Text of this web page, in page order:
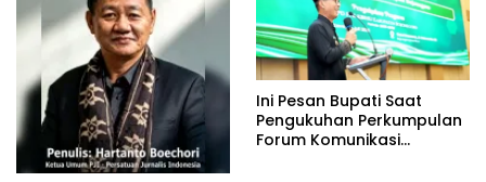
Ini Pesan Bupati Saat
Pengukuhan Perkumpulan
Forum Komunikasi